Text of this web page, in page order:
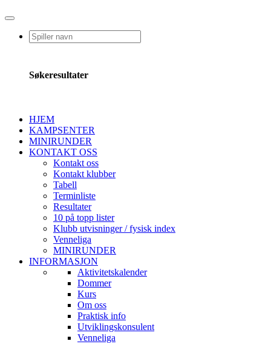
Søkeresultater
HJEM
KAMPSENTER
MINIRUNDER
KONTAKT OSS
Kontakt oss
Kontakt klubber
Tabell
Terminliste
Resultater
10 på topp lister
Klubb utvisninger / fysisk index
Venneliga
MINIRUNDER
INFORMASJON
Aktivitetskalender
Dommer
Kurs
Om oss
Praktisk info
Utviklingskonsulent
Venneliga